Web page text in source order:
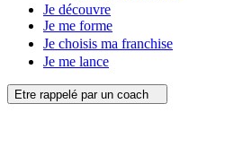
Je découvre
Je me forme
Je choisis ma franchise
Je me lance
Etre rappelé par un coach